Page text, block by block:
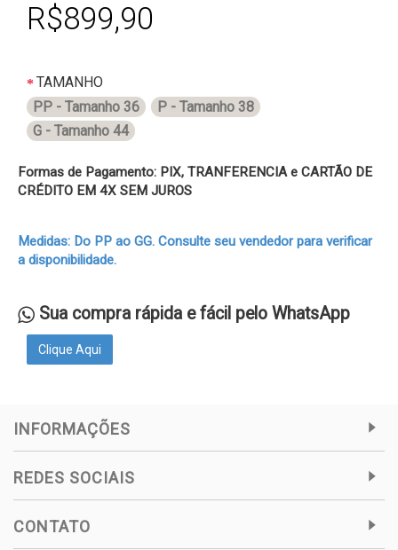
R$899,90
TAMANHO
PP - Tamanho 36
P - Tamanho 38
G - Tamanho 44
Formas de Pagamento: PIX, TRANFERENCIA e CARTÃO DE
CRÉDITO EM 4X SEM JUROS
Medidas: Do PP ao GG. Consulte seu vendedor para verificar
a disponibilidade.
Sua compra rápida e fácil pelo WhatsApp
Clique Aqui
INFORMAÇÕES
REDES SOCIAIS
CONTATO